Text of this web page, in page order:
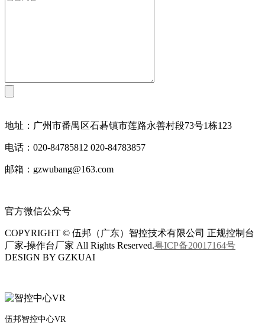
地址：广州市番禺区石碁镇市莲路永善村段73号1栋123
电话：020-84785812 020-84783857
邮箱：gzwubang@163.com
官方微信公众号
COPYRIGHT © 伍邦（广东）智控技术有限公司 正规控制台
厂家-操作台厂家 All Rights Reserved.粤ICP备20017164号
DESIGN BY GZKUAI
伍邦智控中心VR